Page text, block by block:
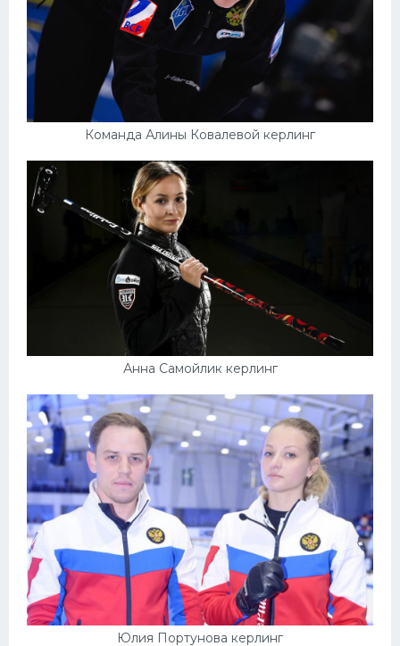
Команда Алины Ковалевой керлинг
Анна Самойлик керлинг
Юлия Портунова керлинг